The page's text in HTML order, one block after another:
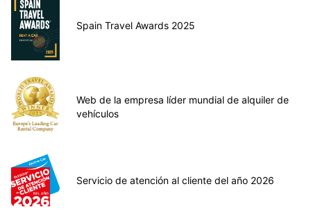
Spain Travel Awards 2025
Web de la empresa líder mundial de alquiler de
vehículos
Servicio de atención al cliente del año 2026